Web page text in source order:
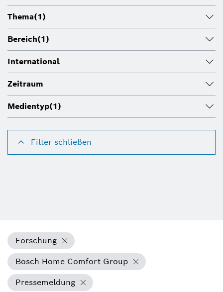
Thema(1)
Bereich(1)
International
Zeitraum
Medientyp(1)
Filter schließen
Forschung
Bosch Home Comfort Group
Pressemeldung